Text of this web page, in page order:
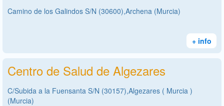
Camino de los Galindos S/N (30600),Archena (Murcia)
+ info
Centro de Salud de Algezares
C/Subida a la Fuensanta S/N (30157),Algezares ( Murcia )
(Murcia)